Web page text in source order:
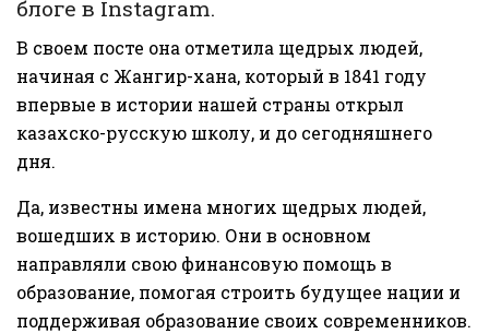
блоге в Instagram.
В своем посте она отметила щедрых людей,
начиная с Жангир-хана, который в 1841 году
впервые в истории нашей страны открыл
казахско-русскую школу, и до сегодняшнего
дня.
Да, известны имена многих щедрых людей,
вошедших в историю. Они в основном
направляли свою финансовую помощь в
образование, помогая строить будущее нации и
поддерживая образование своих современников.